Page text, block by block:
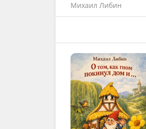
Михаил Либин